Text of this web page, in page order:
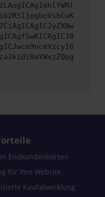
Endkundenbörsen
für Ihre Website
Kaufabwicklung